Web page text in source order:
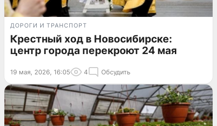
ДОРОГИ И ТРАНСПОРТ
Крестный ход в Новосибирске:
центр города перекроют 24 мая
19 мая, 2026, 16:05 4 Обсудить